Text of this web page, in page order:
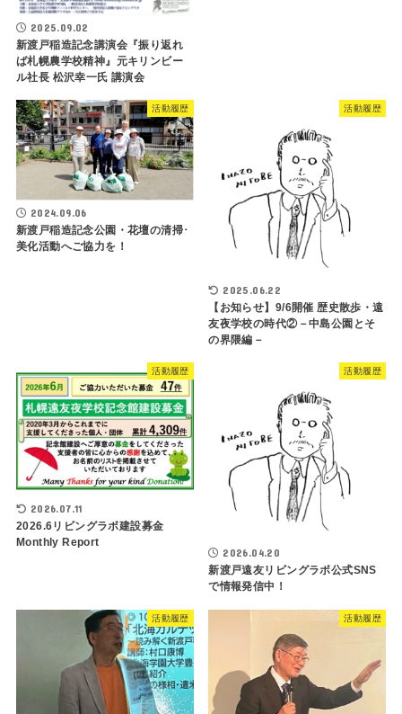
2025.09.02
新渡戸稲造記念講演会『振り返れ
ば札幌農学校精神』元キリンビー
ル社長 松沢幸一氏 講演会
活動履歴
2024.09.06
新渡戸稲造記念公園・花壇の清掃･
美化活動へご協力を！
活動履歴
2025.06.22
【お知らせ】9/6開催 歴史散歩・遠
友夜学校の時代②－中島公園とそ
の界隈編－
活動履歴
2026.07.11
2026.6リビングラボ建設募金
Monthly Report
活動履歴
2026.04.20
新渡戸遠友リビングラボ公式SNS
で情報発信中！
活動履歴 活動履歴